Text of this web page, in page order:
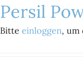
Persil
Bitte einloggen, um